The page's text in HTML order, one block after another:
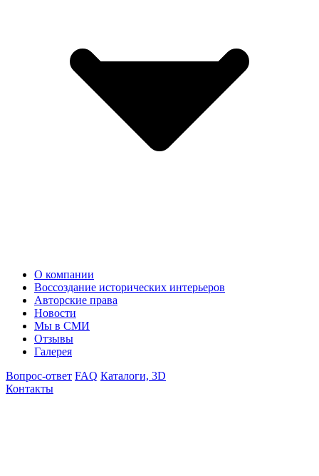
О компании
Воссоздание исторических интерьеров
Авторские права
Новости
Мы в СМИ
Отзывы
Галерея
Вопрос-ответ FAQ Каталоги, 3D
Контакты